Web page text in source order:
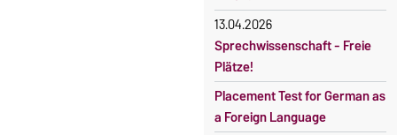
Anmeldung
Gebührenbefreiung bei
Incomings
13.04.2026
Sprechwissenschaft - Freie
Plätze!
Placement Test for German as
a Foreign Language